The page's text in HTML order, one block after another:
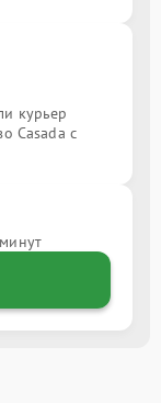
курьер
Casada с